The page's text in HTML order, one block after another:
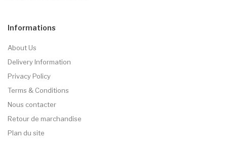
Informations
About Us
Delivery Information
Privacy Policy
Terms & Conditions
Nous contacter
Retour de marchandise
Plan du site